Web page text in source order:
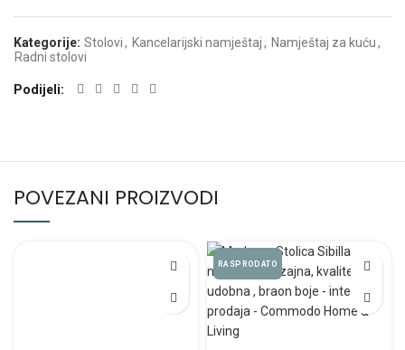
Kategorije: Stolovi, Kancelarijski namještaj, Namještaj za kuću,
Radni stolovi
Podijeli
POVEZANI PROIZVODI
RASPRODATO